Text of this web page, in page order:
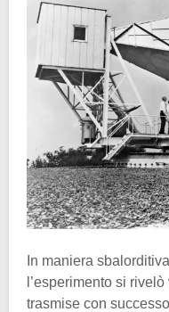
In maniera
l’esperimento si
trasmise con